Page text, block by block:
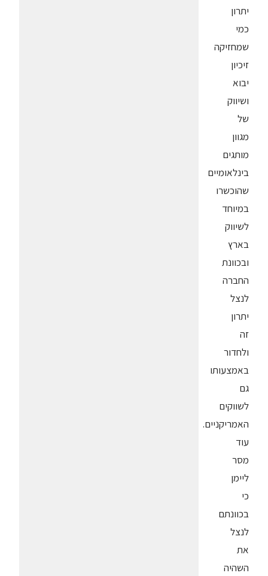
יתרון
כמי
שמחזיקה
זיכיון
יבוא
ושיווק
של
מגוון
מותגים
בינלאומיים
שהוכשרו
במיוחד
לשיווק
בארץ
ובכוונת
החברה
לנצל
יתרון
זה
ולחדור
באמצעותו
גם
לשווקים
האמריקניים.
עוד
מסר
ליימן
כי
בכוונתם
לנצל
את
השהיה